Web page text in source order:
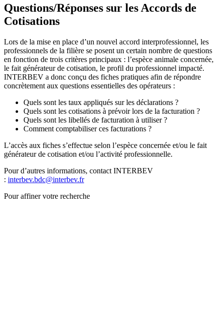
Questions/Réponses sur les Accords de
Cotisations
Lors de la mise en place d’un nouvel accord interprofessionnel, les
professionnels de la filière se posent un certain nombre de questions
en fonction de trois critères principaux : l’espèce animale concernée,
le fait générateur de cotisation, le profil du professionnel impacté.
INTERBEV a donc conçu des fiches pratiques afin de répondre
concrètement aux questions essentielles des opérateurs :
Quels sont les taux appliqués sur les déclarations ?
Quels sont les cotisations à prévoir lors de la facturation ?
Quels sont les libellés de facturation à utiliser ?
Comment comptabiliser ces facturations ?
L’accès aux fiches s’effectue selon l’espèce concernée et/ou le fait
générateur de cotisation et/ou l’activité professionnelle.
Pour d’autres informations, contact INTERBEV
: interbev.bdc@interbev.fr
Pour affiner votre recherche